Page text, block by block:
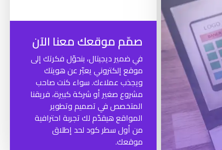
صمّم موقعك معنا الآن
في ضمير ديجيتال، بنحوّل فكرتك إلى
موقع إلكتروني يعبّر عن هويتك
ويجذب عملاءك. سواء كنت صاحب
مشروع صغير أو شركة كبيرة، فريقنا
المتخصص في تصميم وتطوير
المواقع هيقدّم لك تجربة احترافية
من أول سطر كود لحد إطلاق
موقعك.